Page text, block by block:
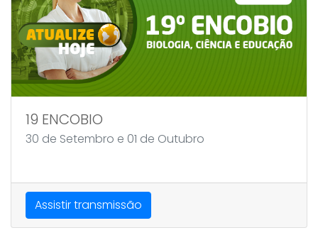
19 ENCOBIO
30 de Setembro e 01 de Outubro
Assistir transmissão